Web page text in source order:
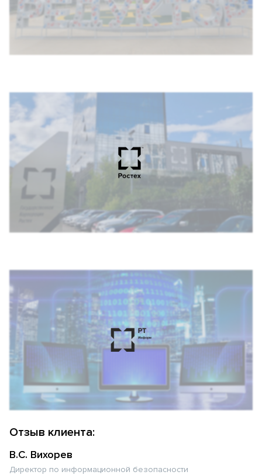
Отзыв клиента:
В.С. Вихорев
Директор по информационной безопасности